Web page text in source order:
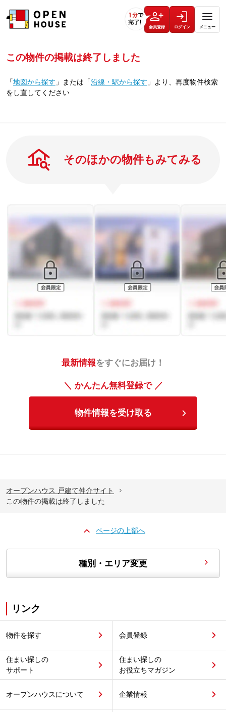
会員登録 ログイン メニュー
この物件の掲載は終了しました
「地図から探す 」 または 「沿線・駅から探す 」 より、再度物件検索
をし直してください
そのほかの物件もみてみる
最新情報をすぐにお届け！
＼ かんたん無料登録で ／
物件情報を受け取る
オープンハウス 戸建て仲介サイト
この物件の掲載は終了しました
ページの上部へ
種別・エリア変更
リンク
物件を探す 会員登録
住まい探しの
サポート
住まい探しの
お役立ちマガジン
オープンハウスについて 企業情報